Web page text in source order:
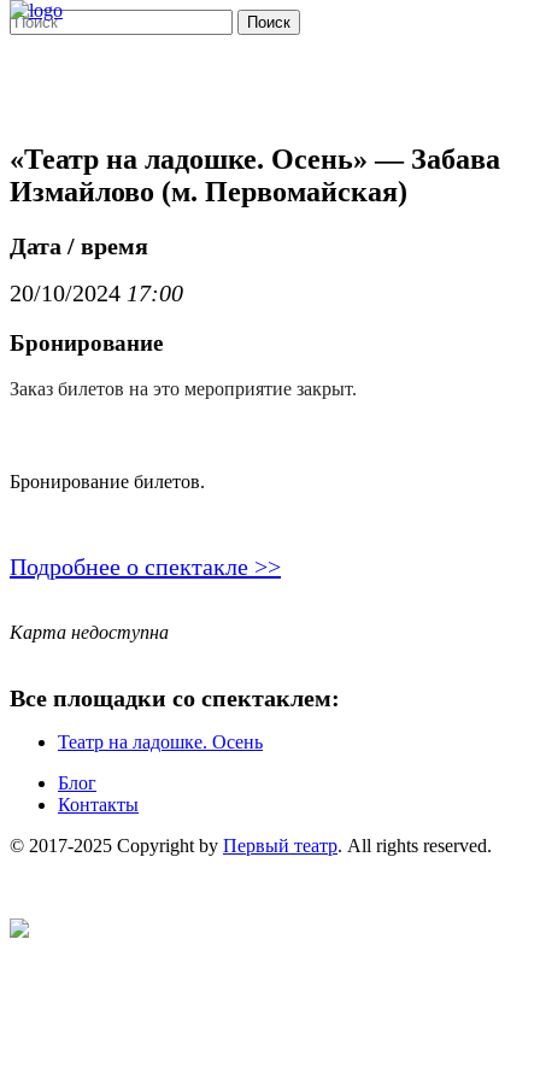
Поиск
«Театр на ладошке. Осень» — Забава
Измайлово (м. Первомайская)
Дата / время
20/10/2024 17:00
Бронирование
Заказ билетов на это мероприятие закрыт.
Бронирование билетов.
Подробнее о спектакле >>
Карта недоступна
Все площадки со спектаклем:
Театр на ладошке. Осень
Блог
Контакты
© 2017-2025 Copyright by Первый театр. All rights reserved.